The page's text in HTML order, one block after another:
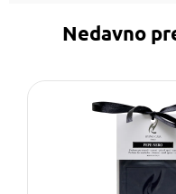
Nedavno